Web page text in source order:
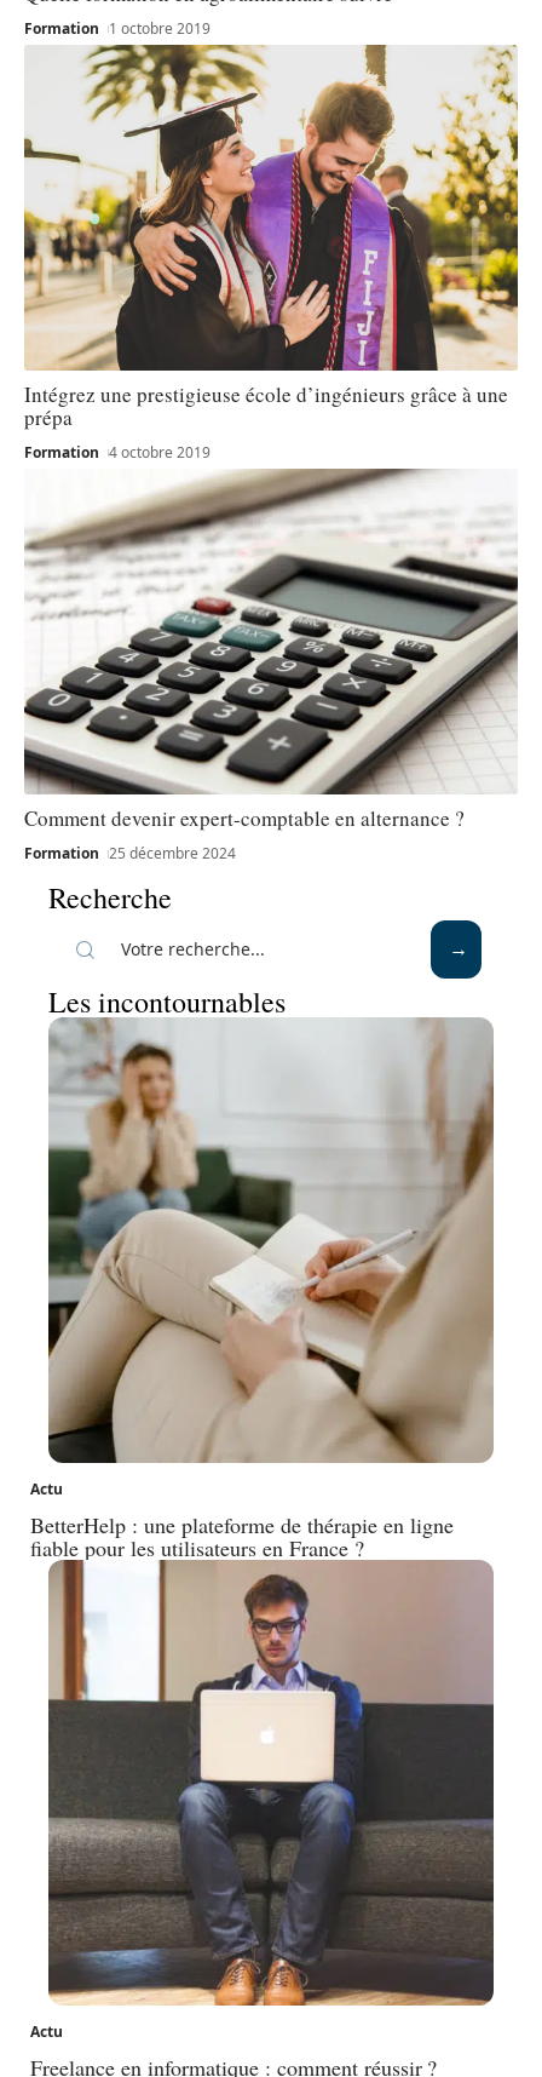
Formation 1 octobre 2019
Intégrez une prestigieuse école d’ingénieurs grâce à une
prépa
Formation 4 octobre 2019
Comment devenir expert-comptable en alternance ?
Formation 25 décembre 2024
Recherche
Les incontournables
Actu
BetterHelp : une plateforme de thérapie en ligne
fiable pour les utilisateurs en France ?
Actu
Freelance en informatique : comment réussir ?